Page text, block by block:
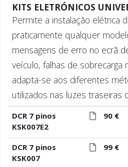
KITS ELETRÓNICOS
Permite a instalação elétrica
praticamente qualquer
mensagens de erro no ecrã
veículo, falhas de sobrecarga
adapta-se aos diferentes
utilizados nas luzes traseiras
DCR 7 pinos
KSK007E2
90 €
DCR 7 pinos
KSK007
99 €